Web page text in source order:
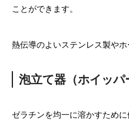
ことができます。
熱伝導のよいステンレス製や
泡立て器（ホイッパ
ゼラチンを均一に溶かすため